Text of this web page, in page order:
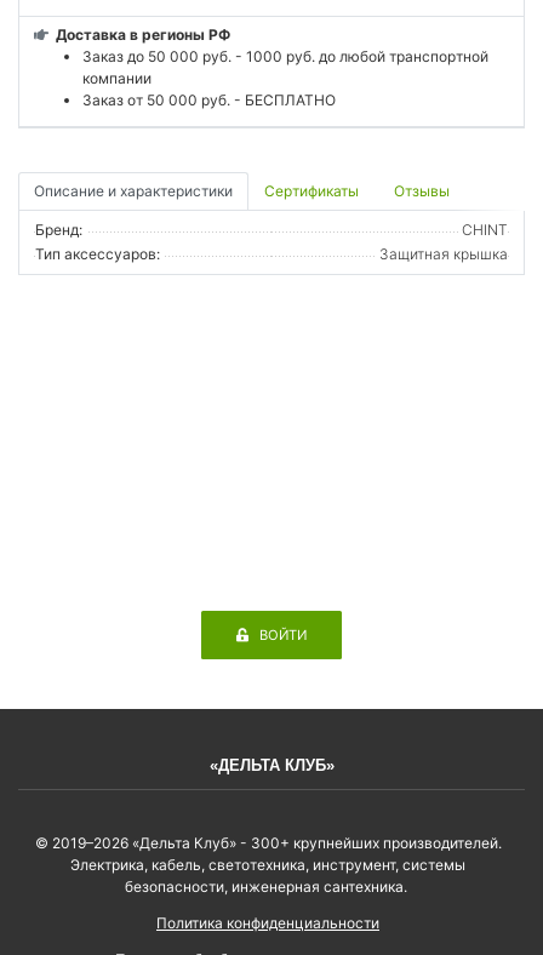
Доставка в регионы РФ
Заказ до 50 000 руб. - 1000 руб. до любой транспортной
компании
Заказ от 50 000 руб. - БЕСПЛАТНО
Описание и характеристики Сертификаты Отзывы
Бренд:
CHINT
Тип аксессуаров:
Защитная крышка
ВОЙТИ
«ДЕЛЬТА КЛУБ»
© 2019–2026 «Дельта Клуб» - 300+ крупнейших производителей.
Электрика, кабель, светотехника, инструмент, системы
безопасности, инженерная сантехника.
Политика конфиденциальности